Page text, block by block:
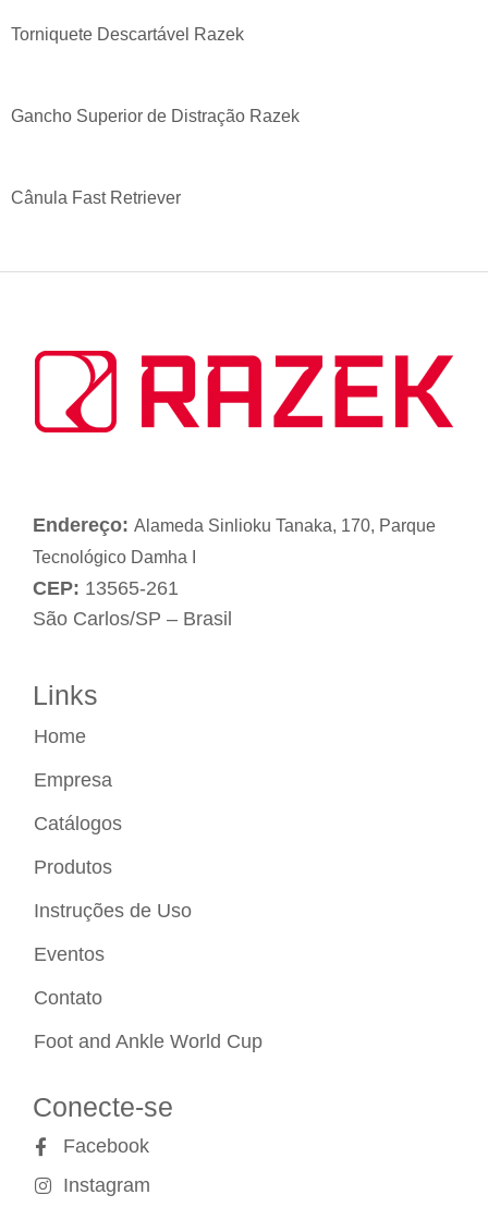
Torniquete Descartável Razek
Gancho Superior de Distração Razek
Cânula Fast Retriever
Endereço: Alameda Sinlioku Tanaka, 170, Parque
Tecnológico Damha I
CEP: 13565-261
São Carlos/SP – Brasil
Links
Home
Empresa
Catálogos
Produtos
Instruções de Uso
Eventos
Contato
Foot and Ankle World Cup
Conecte-se
Facebook
Instagram